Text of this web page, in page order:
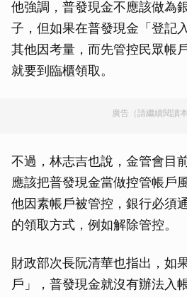
他強調，普發現金不應該做為
子，但如果在普發現金「登記
其他因考量，而先管控民眾帳
就要到臨櫃領取。
廣告（請繼續閱讀本
不過，林志吉也說，金管會目
應該把普發現金當做控管帳戶
他因素帳戶被管控，銀行必須
的領取方式，例如解除管控。
財政部次長阮清華也指出，如
戶」，普發現金就沒有辦法入